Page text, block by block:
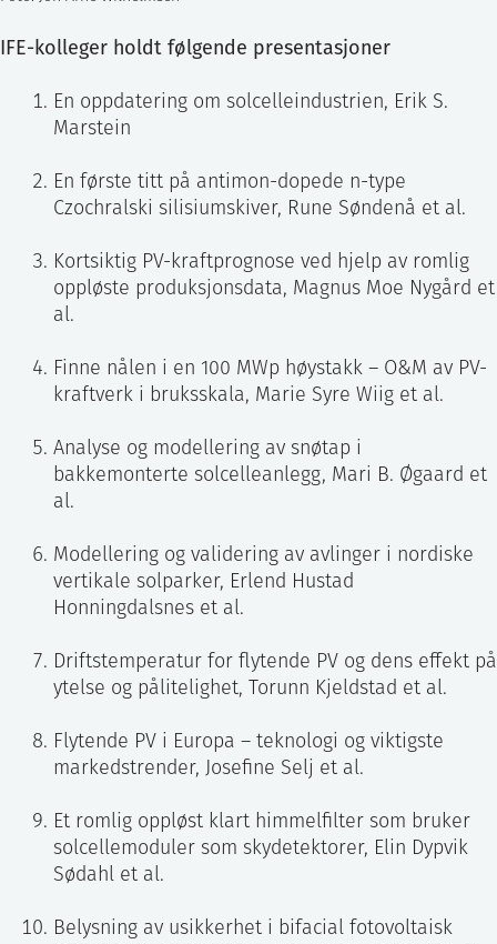
IFE-kolleger holdt følgende presentasjoner
En oppdatering om solcelleindustrien, Erik S.
Marstein
En første titt på antimon-dopede n-type
Czochralski silisiumskiver, Rune Søndenå et al.
Kortsiktig PV-kraftprognose ved hjelp av romlig
oppløste produksjonsdata, Magnus Moe Nygård et
al.
Finne nålen i en 100 MWp høystakk – O&M av PV-
kraftverk i bruksskala, Marie Syre Wiig et al.
Analyse og modellering av snøtap i
bakkemonterte solcelleanlegg, Mari B. Øgaard et
al.
Modellering og validering av avlinger i nordiske
vertikale solparker, Erlend Hustad
Honningdalsnes et al.
Driftstemperatur for flytende PV og dens effekt på
ytelse og pålitelighet, Torunn Kjeldstad et al.
Flytende PV i Europa – teknologi og viktigste
markedstrender, Josefine Selj et al.
Et romlig oppløst klart himmelfilter som bruker
solcellemoduler som skydetektorer, Elin Dypvik
Sødahl et al.
Belysning av usikkerhet i bifacial fotovoltaisk